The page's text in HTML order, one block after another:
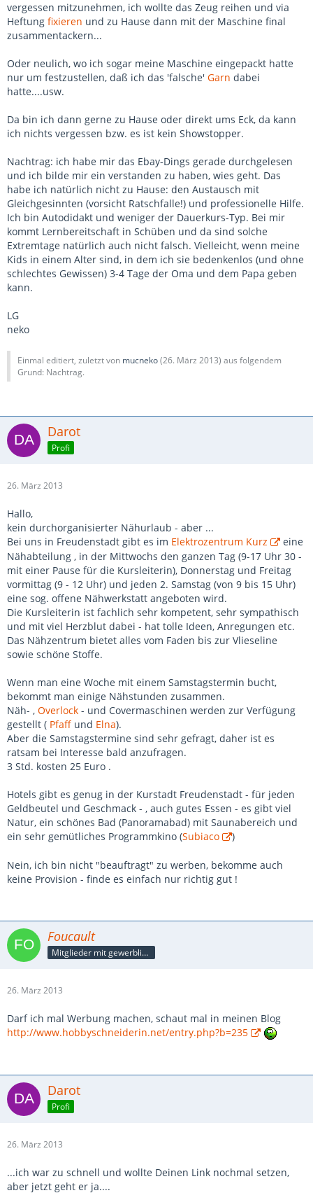
vergessen mitzunehmen, ich wollte das Zeug reihen und via
Heftung fixieren und zu Hause dann mit der Maschine final
zusammentackern...
Oder neulich, wo ich sogar meine Maschine eingepackt hatte
nur um festzustellen, daß ich das 'falsche' Garn dabei
hatte....usw.
Da bin ich dann gerne zu Hause oder direkt ums Eck, da kann
ich nichts vergessen bzw. es ist kein Showstopper.
Nachtrag: ich habe mir das Ebay-Dings gerade durchgelesen
und ich bilde mir ein verstanden zu haben, wies geht. Das
habe ich natürlich nicht zu Hause: den Austausch mit
Gleichgesinnten (vorsicht Ratschfalle!) und professionelle Hilfe.
Ich bin Autodidakt und weniger der Dauerkurs-Typ. Bei mir
kommt Lernbereitschaft in Schüben und da sind solche
Extremtage natürlich auch nicht falsch. Vielleicht, wenn meine
Kids in einem Alter sind, in dem ich sie bedenkenlos (und ohne
schlechtes Gewissen) 3-4 Tage der Oma und dem Papa geben
kann.
LG
neko
Einmal editiert, zuletzt von mucneko(26. März 2013) aus folgendem
Grund: Nachtrag.
Darot
Profi
26. März 2013
Hallo,
kein durchorganisierter Nähurlaub - aber ...
Bei uns in Freudenstadt gibt es im Elektrozentrum Kurz
eine
Nähabteilung , in der Mittwochs den ganzen Tag (9-17 Uhr 30 -
mit einer Pause für die Kursleiterin), Donnerstag und Freitag
vormittag (9 - 12 Uhr) und jeden 2. Samstag (von 9 bis 15 Uhr)
eine sog. offene Nähwerkstatt angeboten wird.
Die Kursleiterin ist fachlich sehr kompetent, sehr sympathisch
und mit viel Herzblut dabei - hat tolle Ideen, Anregungen etc.
Das Nähzentrum bietet alles vom Faden bis zur Vlieseline
sowie schöne Stoffe.
Wenn man eine Woche mit einem Samstagstermin bucht,
bekommt man einige Nähstunden zusammen.
Näh- , Overlock - und Covermaschinen werden zur Verfügung
gestellt ( Pfaff und Elna).
Aber die Samstagstermine sind sehr gefragt, daher ist es
ratsam bei Interesse bald anzufragen.
3 Std. kosten 25 Euro .
Hotels gibt es genug in der Kurstadt Freudenstadt - für jeden
Geldbeutel und Geschmack - , auch gutes Essen - es gibt viel
Natur, ein schönes Bad (Panoramabad) mit Saunabereich und
ein sehr gemütliches Programmkino (Subiaco )
Nein, ich bin nicht "beauftragt" zu werben, bekomme auch
keine Provision - finde es einfach nur richtig gut !
Foucault
Mitglieder mit gewerblicher Verbindung, auch als Mitarbeiter/in
26. März 2013
Darf ich mal Werbung machen, schaut mal in meinen Blog
http://www.hobbyschneiderin.net/entry.php?b=235
Darot
Profi
26. März 2013
...ich war zu schnell und wollte Deinen Link nochmal setzen,
aber jetzt geht er ja....